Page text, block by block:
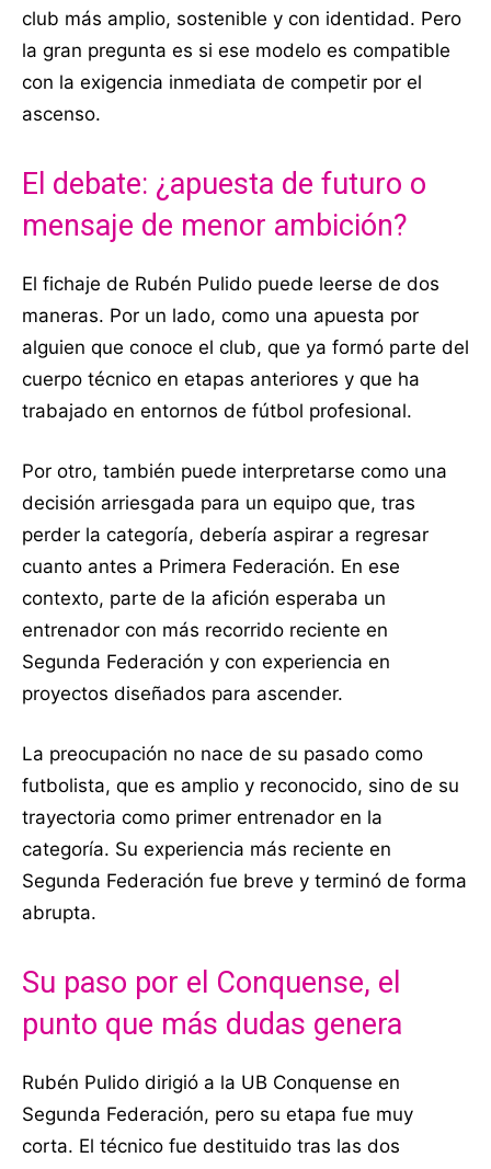
club más amplio, sostenible y con identidad. Pero
la gran pregunta es si ese modelo es compatible
con la exigencia inmediata de competir por el
ascenso.
El debate: ¿apuesta de futuro o
mensaje de menor ambición?
El fichaje de Rubén Pulido puede leerse de dos
maneras. Por un lado, como una apuesta por
alguien que conoce el club, que ya formó parte del
cuerpo técnico en etapas anteriores y que ha
trabajado en entornos de fútbol profesional.
Por otro, también puede interpretarse como una
decisión arriesgada para un equipo que, tras
perder la categoría, debería aspirar a regresar
cuanto antes a Primera Federación. En ese
contexto, parte de la afición esperaba un
entrenador con más recorrido reciente en
Segunda Federación y con experiencia en
proyectos diseñados para ascender.
La preocupación no nace de su pasado como
futbolista, que es amplio y reconocido, sino de su
trayectoria como primer entrenador en la
categoría. Su experiencia más reciente en
Segunda Federación fue breve y terminó de forma
abrupta.
Su paso por el Conquense, el
punto que más dudas genera
Rubén Pulido dirigió a la UB Conquense en
Segunda Federación, pero su etapa fue muy
corta. El técnico fue destituido tras las dos